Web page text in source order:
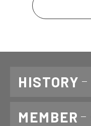
HISTORY
MEMBER